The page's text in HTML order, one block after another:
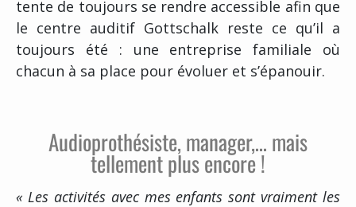
tente de toujours se rendre accessible afin que
le centre auditif Gottschalk reste ce qu’il a
toujours été : une entreprise familiale où
chacun à sa place pour évoluer et s’épanouir.
Audioprothésiste, manager,… mais
tellement plus encore !
« Les activités avec mes enfants sont vraiment les